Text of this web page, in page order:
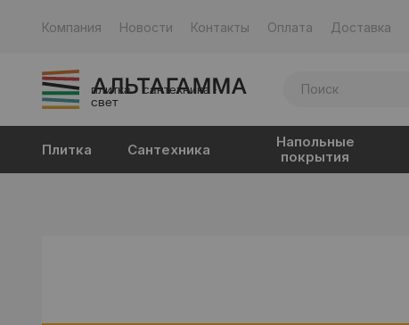
Компания Новости Контакты Оплата Доставка
плитка · сантехника ·
свет
Плитка Сантехника
Напольные
покрытия